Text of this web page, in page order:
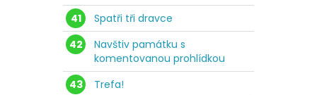
41
Spatři tři dravce
42
Navštiv památku s
komentovanou prohlídkou
43
Trefa!